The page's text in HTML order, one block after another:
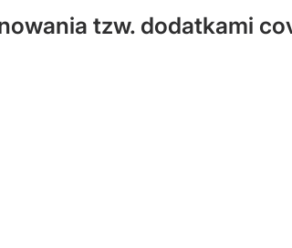
tzw. dodatkami